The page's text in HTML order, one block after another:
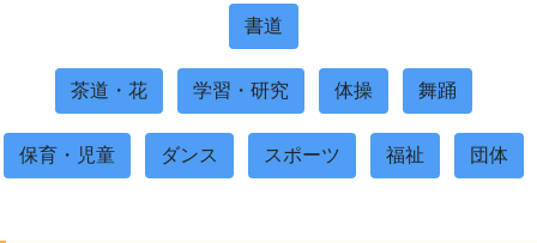
書道
茶道・花 学習・研究 体操 舞踊
保育・児童 ダンス スポーツ 福祉 団体